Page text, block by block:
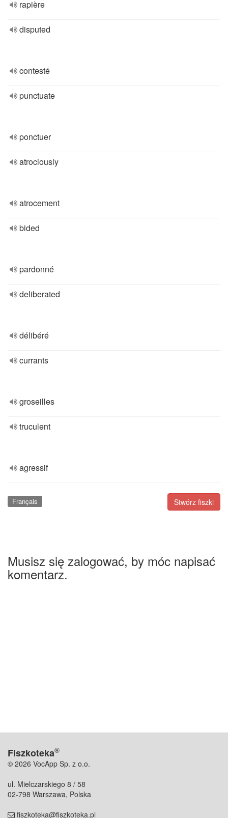
rapière
disputed
contesté
punctuate
ponctuer
atrociously
atrocement
bided
pardonné
deliberated
délibéré
currants
groseilles
truculent
agressif
Stwórz fiszki
Français
Musisz się zalogować, by móc napisać
komentarz.
Fiszkoteka®
© 2026 VocApp Sp. z o.o.
ul. Mielczarskiego 8 / 58
02-798 Warszawa, Polska
fiszkoteka@fiszkoteka.pl